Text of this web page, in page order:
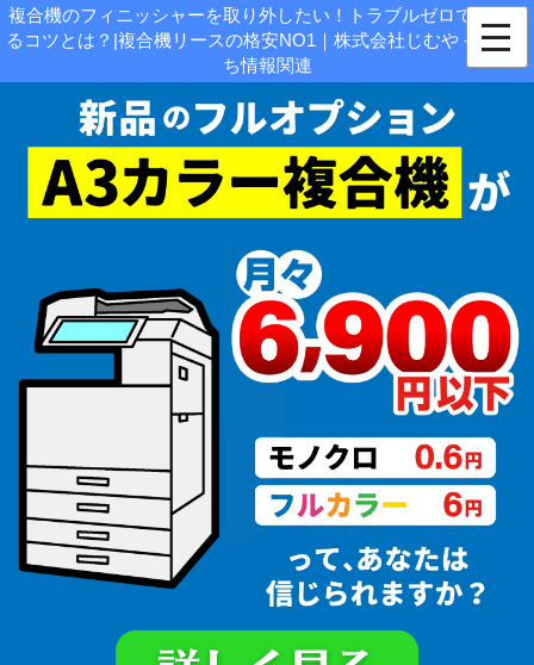
複合機のフィニッシャーを取り外したい！トラブルゼロで対応す
るコツとは？|複合機リースの格安NO1｜株式会社じむや - お役立
ち情報関連